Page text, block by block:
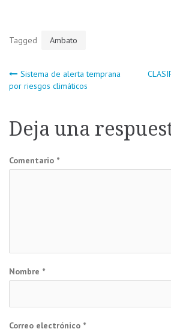
Tagged Ambato
Navegación
entradas
Sistema de alerta temprana
por riesgos climáticos
Deja una
Comentario *
Nombre *
Correo electrónico *